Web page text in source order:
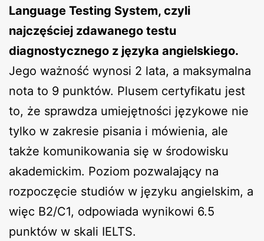
Language Testing System, czyli
najczęściej zdawanego testu
diagnostycznego z języka angielskiego.
Jego ważność wynosi 2 lata, a maksymalna
nota to 9 punktów. Plusem certyfikatu jest
to, że sprawdza umiejętności językowe nie
tylko w zakresie pisania i mówienia, ale
także komunikowania się w środowisku
akademickim. Poziom pozwalający na
rozpoczęcie studiów w języku angielskim, a
więc B2/C1, odpowiada wynikowi 6.5
punktów w skali IELTS.